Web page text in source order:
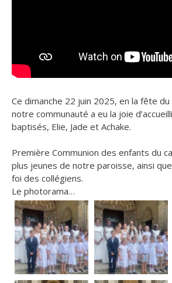
Ce dimanche 22 juin 2025, en la fête du
notre communauté a eu la joie
baptisés, Elie, Jade et Achake.
Première Communion des enfants du
plus jeunes de notre paroisse, ainsi
foi des collégiens.
Le photorama…